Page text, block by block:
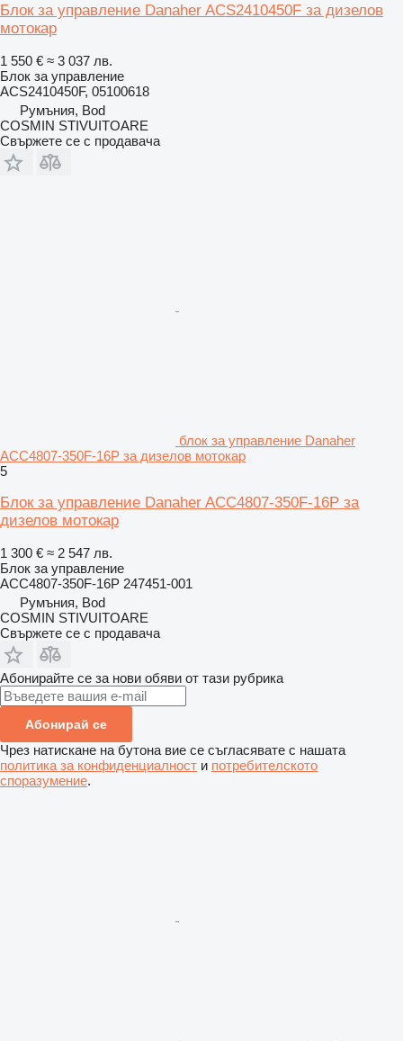
Блок за управление Danaher ACS2410450F за дизелов
мотокар
1 550 € ≈ 3 037 лв.
Блок за управление
ACS2410450F, 05100618
Румъния, Bod
COSMIN STIVUITOARE
Свържете се с продавача
блок за управление Danaher
ACC4807-350F-16P за дизелов мотокар
5
Блок за управление Danaher ACC4807-350F-16P за
дизелов мотокар
1 300 € ≈ 2 547 лв.
Блок за управление
ACC4807-350F-16P 247451-001
Румъния, Bod
COSMIN STIVUITOARE
Свържете се с продавача
Абонирайте се за нови обяви от тази рубрика
Абонирай се
Чрез натискане на бутона вие се съгласявате с нашата
политика за конфиденциалност и потребителското
споразумение.